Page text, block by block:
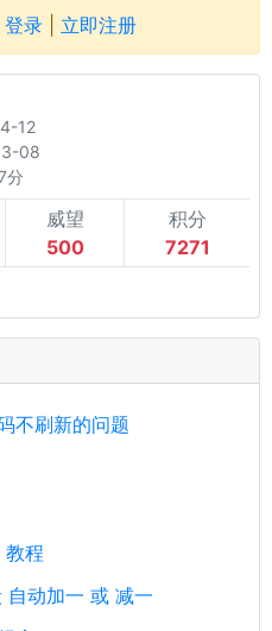
登录 立即注册
12
08
分
威望
500
积分
7271
不刷新的问题
程
动加一 或 减一